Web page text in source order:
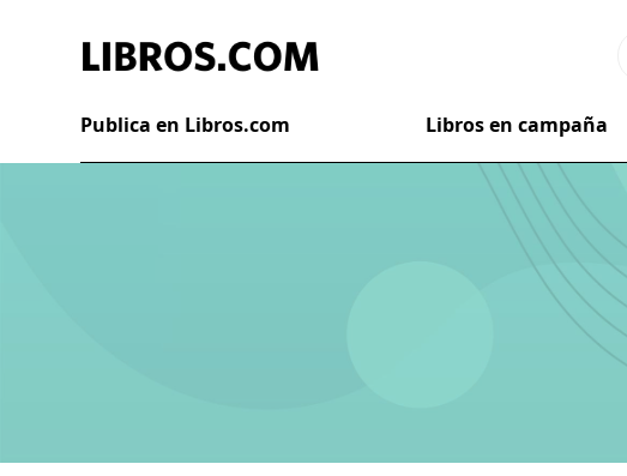
Publica en Libros.com Libros en campaña